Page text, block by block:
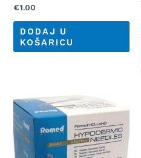
€1.00
DODAJ U
KOŠARICU